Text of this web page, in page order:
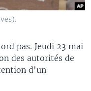
pas. Jeudi 23 mai
des autorités de
d'un